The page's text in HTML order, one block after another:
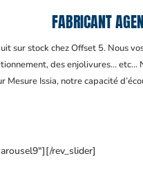
FABRICANT
sur stock chez Offset 5. Nous
des enjolivures… etc…
Mesure Issia, notre capacité
rev_slider]